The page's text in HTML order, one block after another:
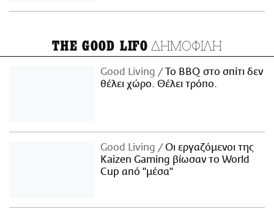
THE GOOD LIFO ΔΗΜΟΦΙΛΗ
Good Living
Το BBQ στο σπίτι δεν
θέλει χώρο. Θέλει τρόπο.
Good Living
Οι εργαζόμενοι της
Kaizen Gaming βίωσαν το World
Cup από "μέσα"